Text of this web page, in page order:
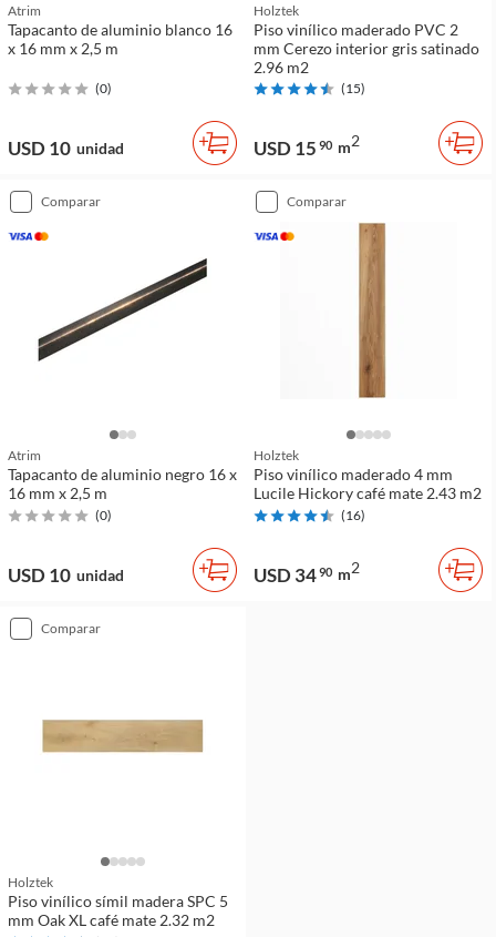
Atrim
Tapacanto de aluminio blanco 16
x 16 mm x 2,5 m
(0)
USD 10 unidad
Holztek
Piso vinílico maderado PVC 2
mm Cerezo interior gris satinado
2.96 m2
(15)
USD 15 90 m2
comparar
Atrim
Tapacanto de aluminio negro 16 x
16 mm x 2,5 m
(0)
USD 10 unidad
comparar
Holztek
Piso vinílico maderado 4 mm
Lucile Hickory café mate 2.43 m2
(16)
USD 3490 m2
comparar
Holztek
Piso vinílico símil madera SPC 5
mm Oak XL café mate 2.32 m2